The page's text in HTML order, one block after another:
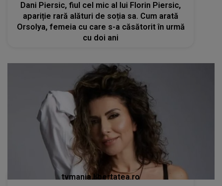
Dani Piersic, fiul cel mic al lui Florin Piersic,
apariție rară alături de soția sa. Cum arată
Orsolya, femeia cu care s-a căsătorit în urmă
cu doi ani
tvmania.libertatea.ro